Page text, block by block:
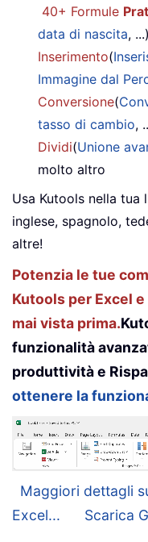
40+ Formule
data di nascita, ...)
Inserimento(
Immagine dal
Conversione(
tasso di cambio,
Dividi(Unione
molto altro
Usa Kutools nella
inglese, spagnolo,
altre!
Potenzia le tue
Kutools per Excel
mai vista prima.
funzionalità
produttività e
ottenere la
Maggiori dettagli
Excel...
Scarica